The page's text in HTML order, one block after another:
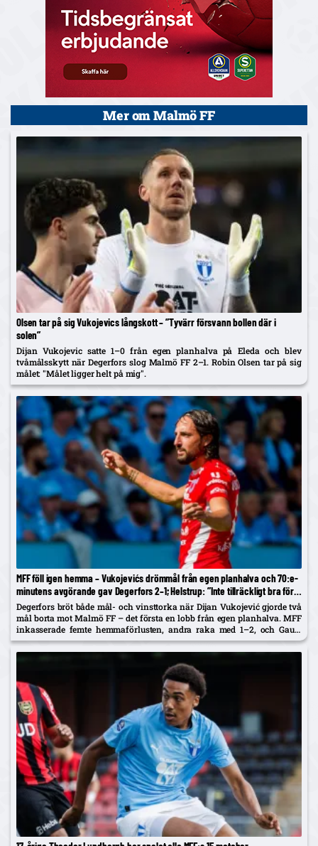
Mer om Malmö FF
Olsen tar på sig Vukojevics långskott – ”Tyvärr försvann bollen där i
solen”
Dijan Vukojevic satte 1–0 från egen planhalva på Eleda och blev
tvåmålsskytt när Degerfors slog Malmö FF 2–1. Robin Olsen tar på sig
målet: "Målet ligger helt på mig".
MFF föll igen hemma – Vukojevićs drömmål från egen planhalva och 70:e-
minutens avgörande gav Degerfors 2–1; Helstrup: ”Inte tillräckligt bra för
Europa just nu”
Degerfors bröt både mål- och vinsttorka när Dijan Vukojević gjorde två
mål borta mot Malmö FF – det första en lobb från egen planhalva. MFF
inkasserade femte hemmaförlusten, andra raka med 1–2, och Gaute
Helstrup tonar ner pratet om Europaplatser....